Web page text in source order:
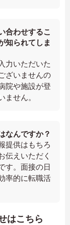
合わせするこ
知られてしま
力いただいた
ざいませんの
院や施設が登
ません。
なんですか？
提供はもちろ
伝えいただく
す。面接の日
率的に転職活
はこちら